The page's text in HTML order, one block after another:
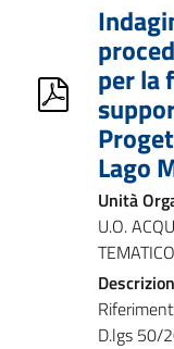
per la
Lago
Unità
U.O.
D.lgs 50/